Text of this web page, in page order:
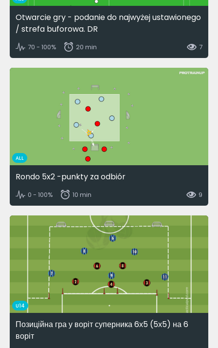
Otwarcie gry - podanie do najwyżej ustawionego
/ strefa buforowa. DR
70 - 100% 20 min 7
ALL
Rondo 5x2 -punkty za odbiór
0 - 100% 10 min 9
U14
Позиційна гра у воріт суперника 6х5 (5х5) на 6
воріт